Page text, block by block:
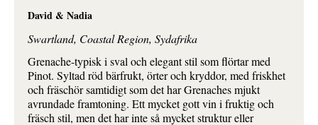
David & Nadia
Swartland, Coastal Region, Sydafrika
Grenache-typisk i sval och elegant stil som flörtar med
Pinot. Syltad röd bärfrukt, örter och kryddor, med friskhet
och fräschör samtidigt som det har Grenaches mjukt
avrundade framtoning. Ett mycket gott vin i fruktig och
fräsch stil, men det har inte så mycket struktur eller